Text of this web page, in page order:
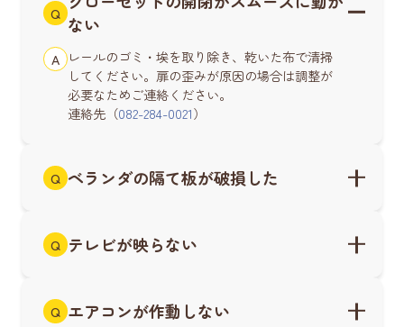
Q ない
A レールのゴミ・埃を取り除き、乾いた布で清掃
してください。扉の歪みが原因の場合は調整が
必要なためご連絡ください。
連絡先（082-284-0021）
Q ベランダの隔て板が破損した
Q テレビが映らない
Q エアコンが作動しない